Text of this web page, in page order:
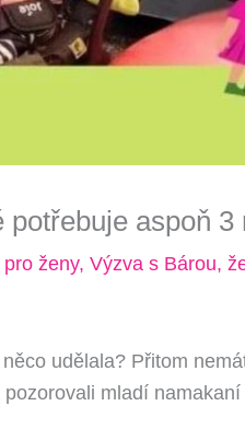
aspoň 3
ženy,Výzva s Bárou,
udělala? Přitom
mladí namakaní